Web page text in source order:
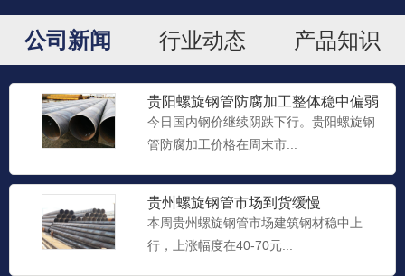
公司新闻 行业动态 产品知识
贵阳螺旋钢管防腐加工​整体稳中偏弱
格局
今日国内钢价继续阴跌下行。贵阳螺旋钢
管防腐加工​价格在周末市...
贵州螺旋钢管​市场到货缓慢
本周贵州螺旋钢管市场建筑钢材稳中上
行，上涨幅度在40-70元...
贵阳螺旋管防腐加工
防腐螺旋钢管防腐介质： IPN8710防腐螺
贵阳螺旋钢管防腐加工制作流程 1.涂装前
须将物体面灰尘、油...